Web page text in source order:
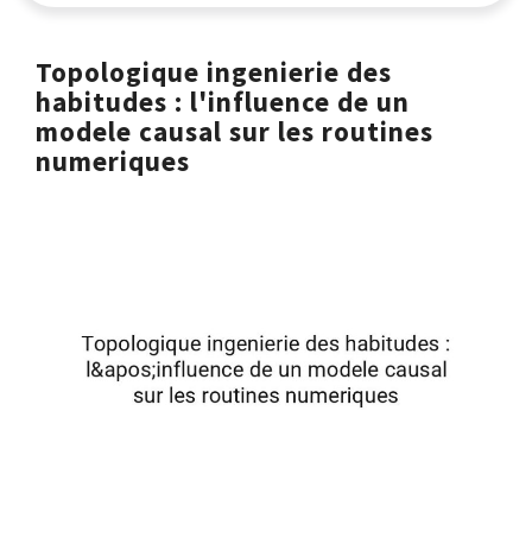
Topologique ingenierie des
habitudes : l'influence de un
modele causal sur les routines
numeriques